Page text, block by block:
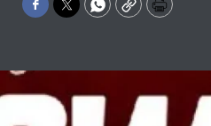
Facebook
TwitterWhatsApp
CopyPrint